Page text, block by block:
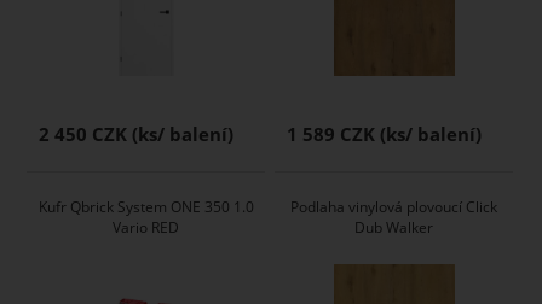
2 450 CZK 1 589 CZK
Kufr Qbrick System ONE 350 1.0
Vario RED
Podlaha vinylová plovoucí Click
Dub Walker